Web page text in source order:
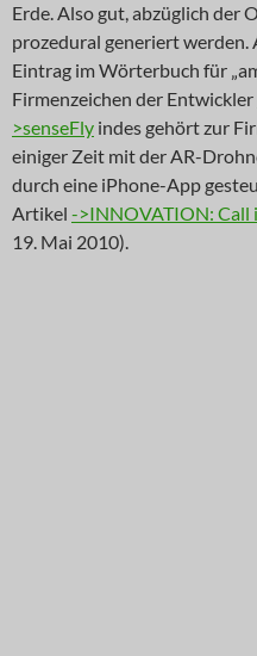
Erde. Also gut, abzüglich der
prozedural generiert werden.
Eintrag im Wörterbuch für
Firmenzeichen der Entwickler
>senseFly indes gehört zur
einiger Zeit mit der AR-
durch eine iPhone-App
Artikel ->INNOVATION: Call
19. Mai 2010).